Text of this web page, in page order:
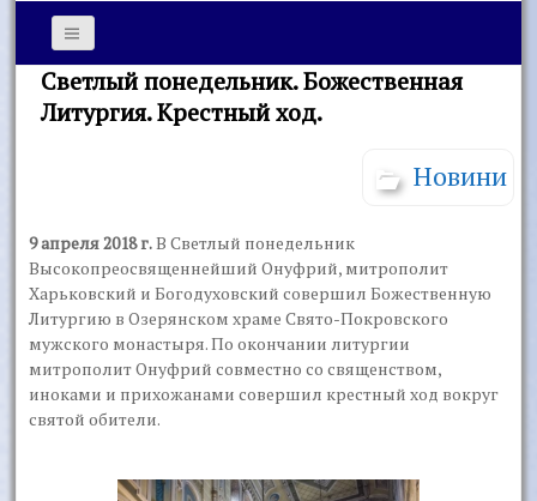
Светлый понедельник. Божественная
Литургия. Крестный ход.
Новини
9 апреля 2018 г.В Светлый понедельник
Высокопреосвященнейший Онуфрий, митрополит
Харьковский и Богодуховский совершил Божественную
Литургию в Озерянском храме Свято-Покровского
мужского монастыря. По окончании литургии
митрополит Онуфрий совместно со священством,
иноками и прихожанами совершил крестный ход вокруг
святой обители.